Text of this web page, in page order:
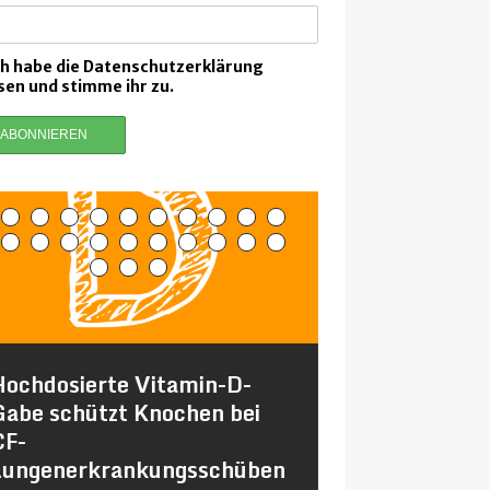
habe die Datenschutzerklärung
und stimme ihr zu.
Vitamin-D-
schützt Knochen bei